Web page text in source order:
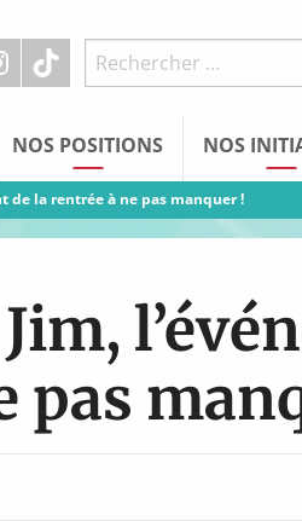
NOS POSITIONS NOS
de la rentrée à ne pas manquer !
pas